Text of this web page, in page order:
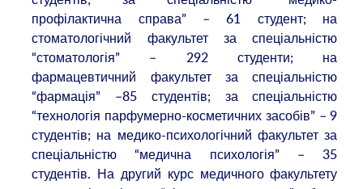
профілактична справа” – 61 студент; на
стоматологічний факультет за спеціальністю
“стоматологія” – 292 студенти; на
фармацевтичний факультет за спеціальністю
“фармація” –85 студентів; за спеціальністю
“технологія парфумерно-косметичних засобів” – 9
студентів; на медико-психологічний факультет за
спеціальністю “медична психологія” – 35
студентів. На другий курс медичного факультету